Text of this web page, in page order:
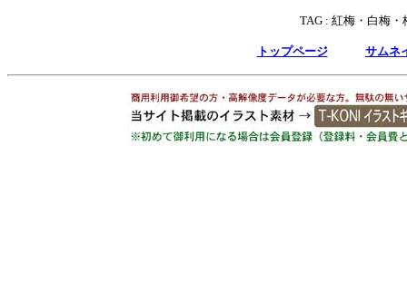
TAG : 紅梅・白梅・
トップページ サムネ